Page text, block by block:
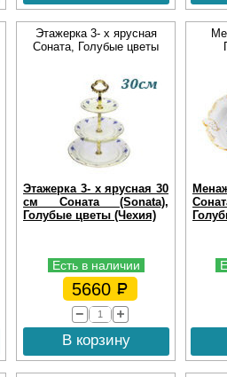
Этажерка 3- х ярусная
Соната, Голубые цветы
Этажерка 3- х ярусная 30
см Соната (Sonata),
Голубые цветы (Чехия)
Есть в наличии
5660
В корзину